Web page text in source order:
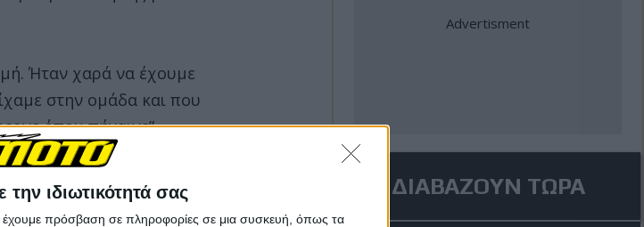
την ιδιωτικότητά σας
έχουμε πρόσβαση σε πληροφορίες σε μια συσκευή, όπως τα
Ήταν χαρά να έχουμε
στην ομάδα και που
όπου πήγαινε”.
από τον Luca κατά το
σκοπό.
ΔΙΑΒΑΖΟΥΝ ΤΩΡΑ